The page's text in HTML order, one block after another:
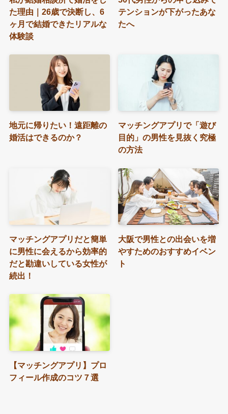
た理由｜26歳で決断し、6
ヶ月で結婚できたリアルな
体験談
テンションが下がったあな
たへ
地元に帰りたい！遠距離の
婚活はできるのか？
マッチングアプリで「遊び
目的」の男性を見抜く究極
の方法
マッチングアプリだと簡単
に男性に会えるから効率的
だと勘違いしている女性が
続出！
大阪で男性との出会いを増
やすためのおすすめイベン
ト
【マッチングアプリ】プロ
フィール作成のコツ７選